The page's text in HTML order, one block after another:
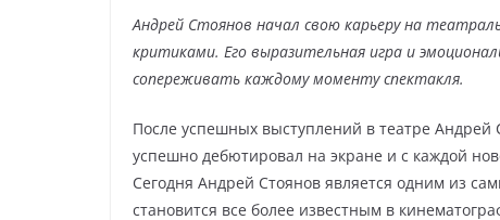
Андрей Стоянов начал свою карьеру на
критиками. Его выразительная игра и
сопереживать каждому моменту спектакля.
После успешных выступлений в театре
успешно дебютировал на экране и с каждой
Сегодня Андрей Стоянов является одним из
становится все более известным в